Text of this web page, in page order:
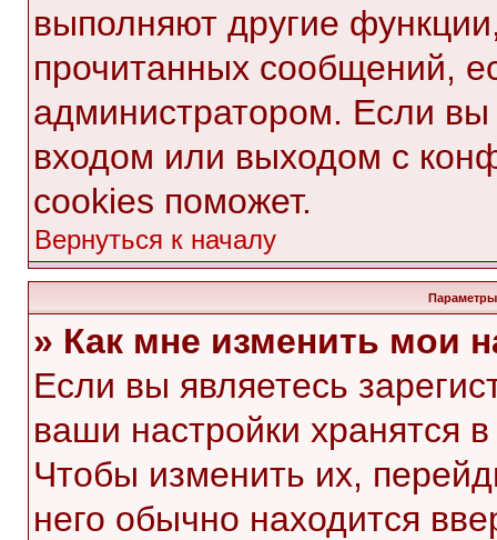
выполняют другие
прочитанных сообщений,
администратором. Если
входом или выходом с
cookies поможет.
Вернуться к началу
Параметры
» Как мне изменить мои
Если вы являетесь
ваши настройки хранятся
Чтобы изменить их,
него обычно находится